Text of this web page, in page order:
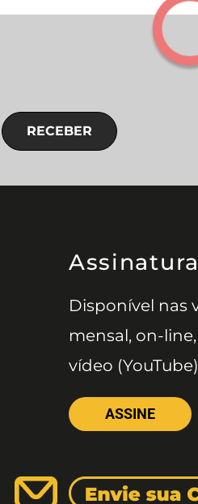
RECEBER
Assinatura
Disponível nas
mensal, on-
vídeo
ASSINE